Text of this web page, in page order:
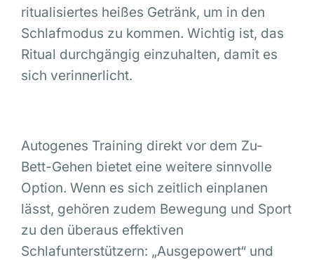
ritualisiertes heißes Getränk, um in den
Schlafmodus zu kommen. Wichtig ist, das
Ritual durchgängig einzuhalten, damit es
sich verinnerlicht.
Autogenes Training direkt vor dem Zu-
Bett-Gehen bietet eine weitere sinnvolle
Option. Wenn es sich zeitlich einplanen
lässt, gehören zudem Bewegung und Sport
zu den überaus effektiven
Schlafunterstützern: „Ausgepowert“ und